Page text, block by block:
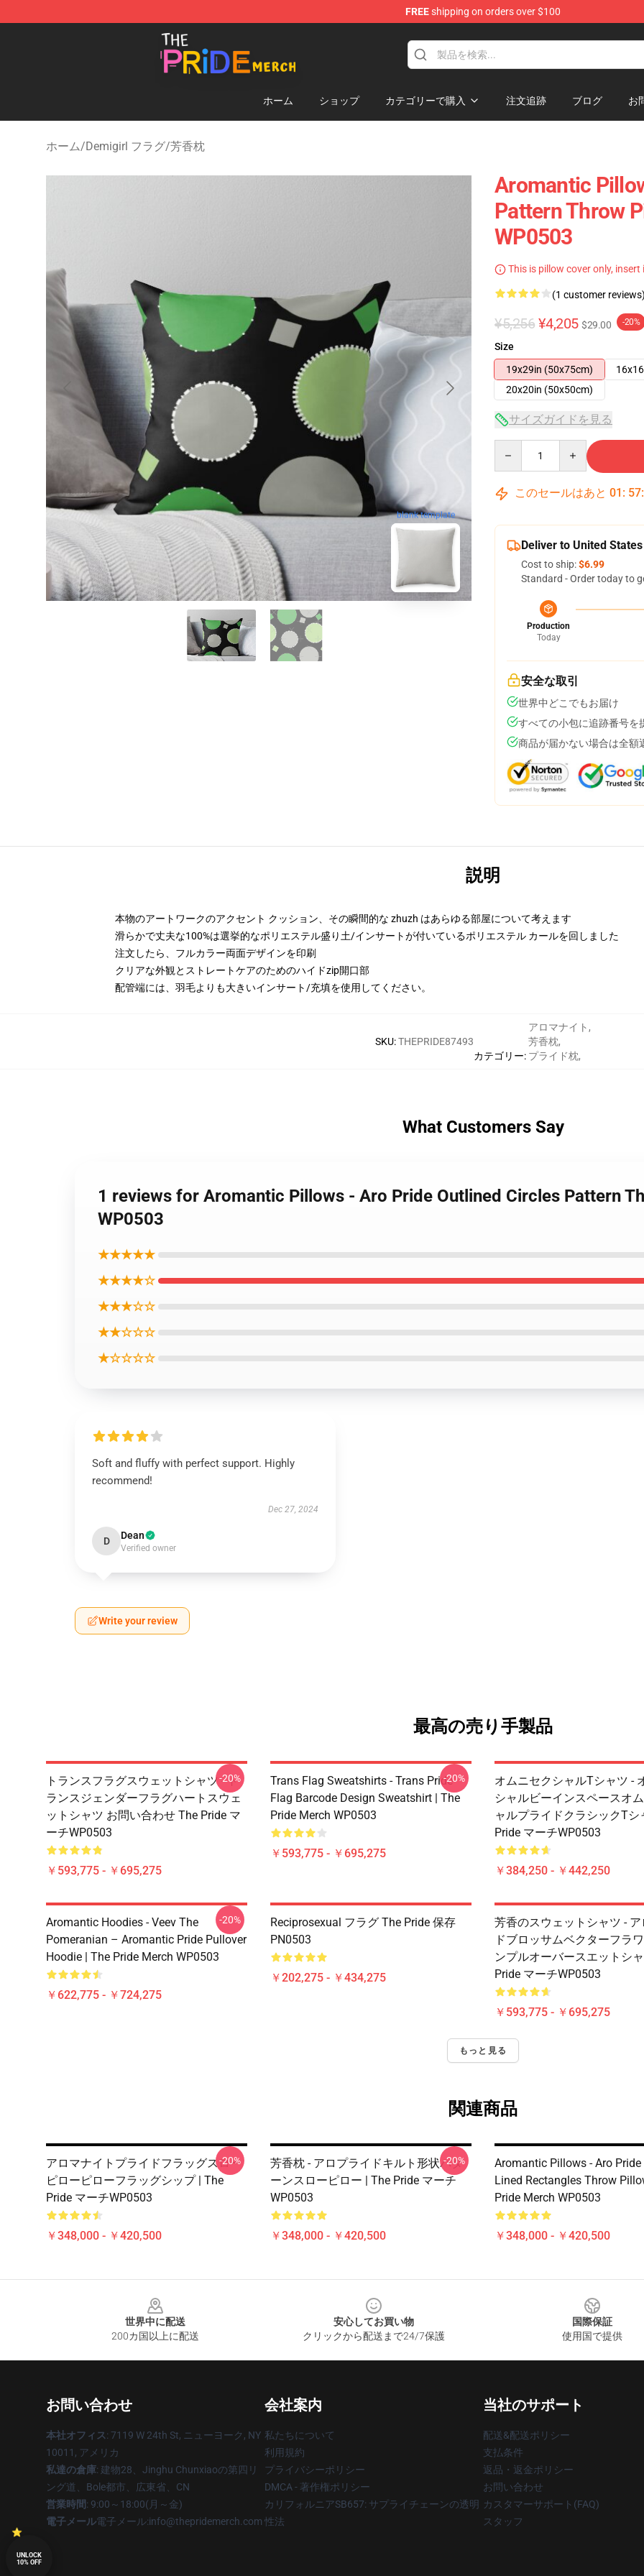
FREEshipping on orders over $100
The Pride Shop - Official The Pride Merchandise Store
ホーム ショップ カテゴリーで購入 注文追跡 ブログ お
ホーム/Demigirl フラグ/芳香枕
blank template
Aromantic
Pattern Throw
WP0503
This is pillow cover only, insert
(1 customer reviews)
¥5,256 ¥4,205 $29.00 -20%
Size
19x29in (50x75cm)
20x20in (50x50cm)
サイズガイドを見る
このセールはあと 01 : 57:
Deliver to United States
Cost to ship:$6.99
Standard - Order today to
Production
Today
安全な取引
世界中どこでもお届け
すべての小包に追跡番号を
商品が届かない場合は全額
説明
本物のアートワークのアクセント クッション、その瞬間的な zhuzh はあらゆる部屋について考えます
滑らかで丈夫な100%は選挙的なポリエステル盛り土/インサートが付いているポリエステル カールを回しました
注文したら、フルカラー両面デザインを印刷
クリアな外観とストレートケアのためのハイドzip開口部
配管端には、羽毛よりも大きいインサート/充填を使用してください。
SKU:THEPRIDE87493
カテゴリー:
アロマナイト ,
芳香枕,
プライド枕,
What Customers Say
1 reviews for Aromantic Pillows - Aro Pride Outlined Circles Pattern
WP0503
★★★★★
★★★★☆
★★★☆☆
★★☆☆☆
★☆☆☆☆
Soft and fluffy with perfect support. Highly
recommend!
Dec 27, 2024
D Dean
Verified owner
Write your review
最高の売り手製品
トランスフラグスウェットシャツ - ト
ランスジェンダーフラグハートスウェ
ットシャツ お問い合わせ The Pride マ
ーチWP0503
￥593,775 - ￥695,275
-20%
Trans Flag Sweatshirts - Trans Pride
Flag Barcode Design Sweatshirt | The
Pride Merch WP0503
￥593,775 - ￥695,275
-20%
オムニセクシャルTシャツ -
シャルビーインスペースオ
ャルプライドクラシックTシ
Pride マーチWP0503
￥384,250 - ￥442,250
Aromantic Hoodies - Veev The
Pomeranian – Aromantic Pride Pullover
Hoodie | The Pride Merch WP0503
￥622,775 - ￥724,275
-20%
Reciprosexual フラグ The Pride 保存
PN0503
￥202,275 - ￥434,275
芳香のスウェットシャツ -
ドブロッサムベクターフラ
ンプルオーバースエットシ
Pride マーチWP0503
￥593,775 - ￥695,275
もっと見る
関連商品
アロマナイトプライドフラッグスロー
ピローピローフラッグシップ | The
Pride マーチWP0503
￥348,000 - ￥420,500
-20%
芳香枕 - アロプライドキルト形状パタ
ーンスローピロー | The Pride マーチ
WP0503
￥348,000 - ￥420,500
-20%
Aromantic Pillows - Aro Pride
Lined Rectangles Throw
Pride Merch WP0503
￥348,000 - ￥420,500
世界中に配送
200カ国以上に配送
安心してお買い物
クリックから配送まで24/7保護
国際保証
使用国で提供
お問い合わせ
本社オフィス: 7119 W 24th St, ニューヨーク, NY
10011, アメリカ
私達の倉庫: 建物28、Jinghu Chunxiaoの第四リ
ング道、Bole都市、広東省、CN
営業時間: 9:00～18:00(月～金)
電子メール電子メール:info@thepridemerch.com
会社案内
私たちについて
利用規約
プライバシーポリシー
DMCA - 著作権ポリシー
カリフォルニアSB657: サプライチェーンの透明
性法
当社のサポート
配送&配送ポリシー
支払条件
返品・返金ポリシー
お問い合わせ
カスタマーサポート(FAQ)
スタッフ
UNLOCK
10% OFF